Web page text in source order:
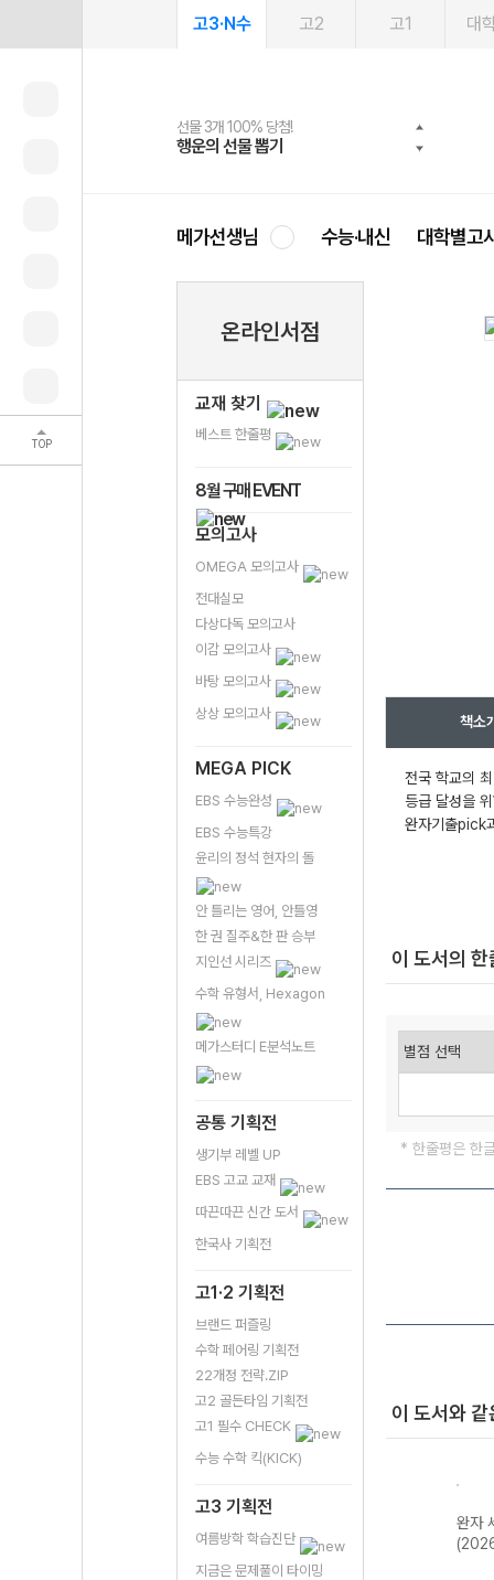
TOP
고3·N수 고2 고1 대
선물 3개 100% 당첨!
행운의 선물 뽑기
선물 100% 증정!
메가스터디 X 올리브
여름방학 스터디 캐시백
메가런 썸머스쿨
2027 러셀 단과
강사 공개선발
스마트러닝앱
설문 EVENT
메가패스
3일 무료 체험권
메가패스 수강생 무료혜택!
메가클럽 멤버십
사회공헌 캠페인
희망이룸 메가나눔
메가선생님 수능·내신 대학별고
온라인서점
교재 찾기
베스트 한줄평
8월 구매 EVENT
모의고사
OMEGA 모의고사
전대실모
다상다독 모의고사
이감 모의고사
바탕 모의고사
상상 모의고사
MEGA PICK
EBS 수능완성
EBS 수능특강
윤리의 정석 현자의 돌
안 틀리는 영어, 안틀영
한 권 질주&한 판 승부
지인선 시리즈
수학 유형서, Hexagon
메가스터디 E분석노트
공통 기획전
생기부 레벨 UP
EBS 고교 교재
따끈따끈 신간 도서
한국사 기획전
고1·2 기획전
브랜드 퍼즐링
수학 페어링 기획전
22개정 전략.ZIP
고2 골든타임 기획전
고1 필수 CHECK
수능 수학 킥(KICK)
고3 기획전
여름방학 학습진단
지금은 문제풀이 타이밍
책소
전국 학교의
등급 달성을
완자기출pick
이 도서의 한
* 한줄평은 한
이 도서와
회와 윤리-22개
정 (2026년)
(2026년용)
완자